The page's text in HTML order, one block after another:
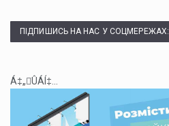
ПІДПИШИСЬ НА НАС У СОЦМЕРЕЖАХ:
Á‡„ÛÁÍ‡...